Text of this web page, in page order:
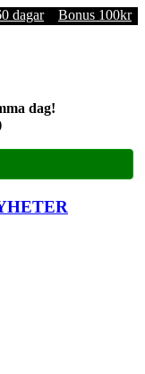
dagar Bonus 100kr
dag!